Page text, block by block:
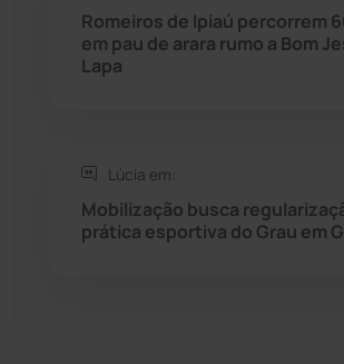
Sudoeste Baiano
Tanque Novo
Tecnologia
Romeiros de Ipiaú percorrem
em pau de arara rumo a Bom
Lapa
Lúcia em:
Mobilização busca
prática esportiva do Grau em